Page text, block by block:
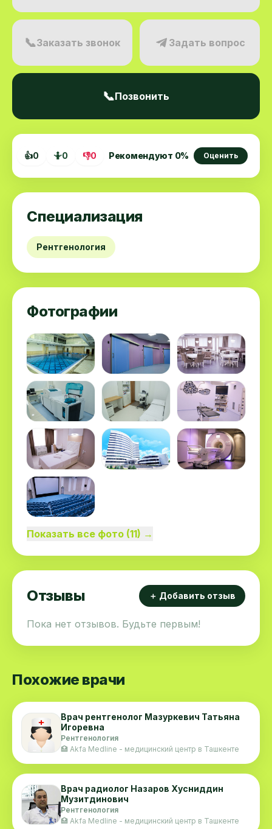
👍0 🤷0 👎0 Рекомендуют 0% Оценить
Специализация
Рентгенология
Фотографии
Показать все фото (11) →
Отзывы ＋ Добавить отзыв
Пока нет отзывов. Будьте первым!
📞Заказать звонок Задать вопрос
📞Позвонить
Похожие врачи
Врач рентгенолог Мазуркевич Татьяна
Игоревна
Рентгенология
🏥 Akfa Medline - медицинский центр в Ташкенте
Врач радиолог Назаров Хусниддин
Музитдинович
Рентгенология
🏥 Akfa Medline - медицинский центр в Ташкенте